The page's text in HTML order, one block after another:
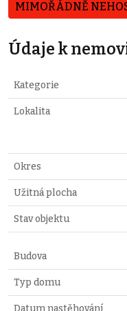
MIMOŘÁDNĚ
Údaje k
Kategorie
Lokalita
Okres
Užitná plocha
Stav objektu
Budova
Typ domu
Datum nastěhování